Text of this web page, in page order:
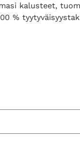
kalusteet,
%